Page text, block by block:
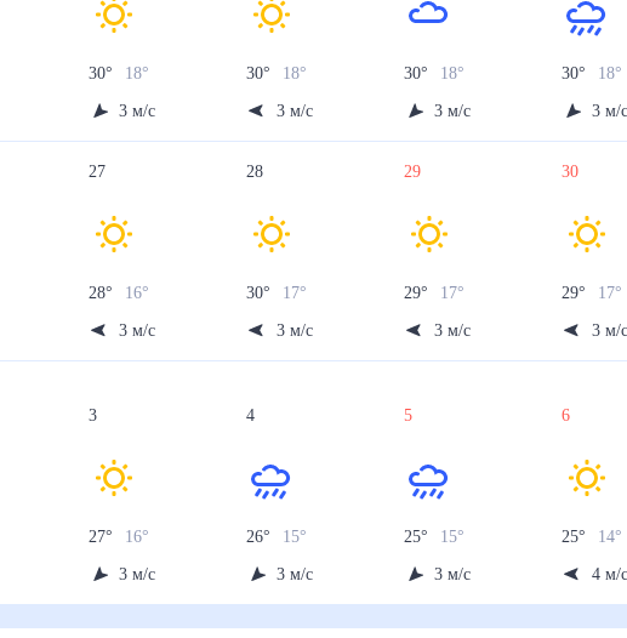
30° 18°
3 м/с
30° 18°
3 м/с
30° 18°
3 м/с
30° 18°
3 м/с
27
28° 16°
3 м/с
28
30° 17°
3 м/с
29
29° 17°
3 м/с
30
29° 17°
3 м/с
3
27° 16°
3 м/с
4
26° 15°
3 м/с
5
25° 15°
3 м/с
6
25° 14°
4 м/с